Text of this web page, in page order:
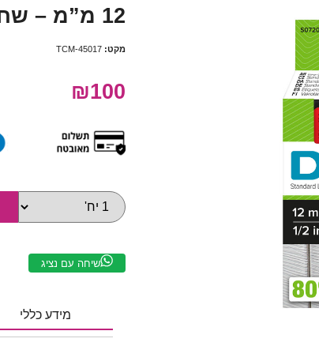
12 מ”מ – שחור על גבי אדום
מקט: TCM-45017
₪100
שיחה עם נציג
מידע כללי